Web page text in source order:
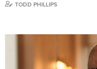
TODD PHILLIPS